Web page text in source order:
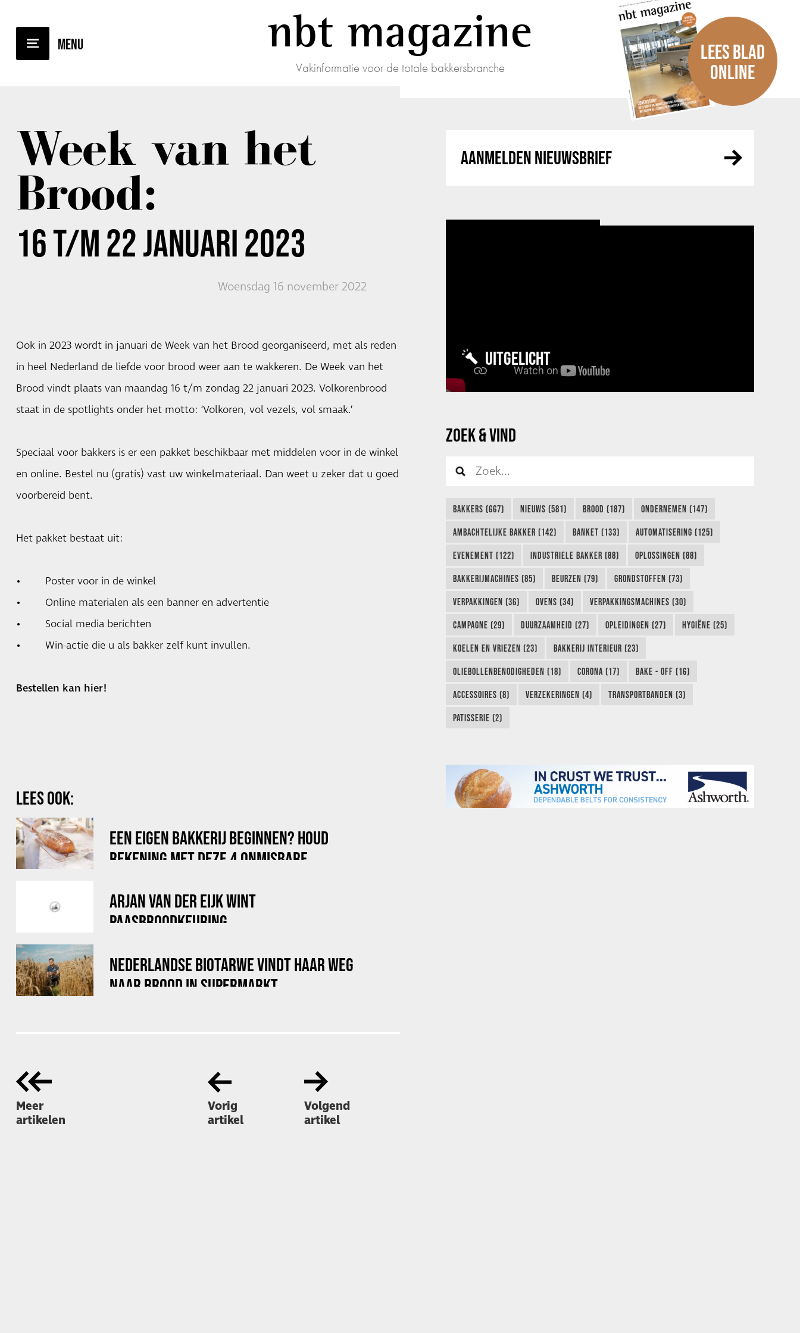
nbt magazine
Vakinformatie voor de totale bakkersbranche
LEES BLAD
ONLINE
Week van het
Brood:
16 T/M 22 JANUARI 2023
Woensdag 16 november 2022
Ook in 2023 wordt in januari de Week van het Brood georganiseerd, met als reden
in heel Nederland de liefde voor brood weer aan te wakkeren. De Week van het
Brood vindt plaats van maandag 16 t/m zondag 22 januari 2023. Volkorenbrood
staat in de spotlights onder het motto: ‘Volkoren, vol vezels, vol smaak.’
Speciaal voor bakkers is er een pakket beschikbaar met middelen voor in de winkel
en online. Bestel nu (gratis) vast uw winkelmateriaal. Dan weet u zeker dat u goed
voorbereid bent.
Het pakket bestaat uit:
• Poster voor in de winkel
• Online materialen als een banner en advertentie
• Social media berichten
• Win-actie die u als bakker zelf kunt invullen.
Bestellen kan hier!
LEES OOK:
EEN EIGEN BAKKERIJ BEGINNEN? HOUD
REKENING MET DEZE 4 ONMISBARE
ARJAN VAN DER EIJK WINT
PAASBROODKEURING
NEDERLANDSE BIOTARWE VINDT HAAR WEG
NAAR BROOD IN SUPERMARKT
Meer
artikelen
Vorig
artikel
Volgend
artikel
AANMELDEN NIEUWSBRIEF
UITGELICHT
ZOEK & VIND
BAKKERS (667) NIEUWS (581) BROOD (187) ONDERNEMEN (147)
AMBACHTELIJKE BAKKER (142) BANKET (133) AUTOMATISERING (125)
EVENEMENT (122) INDUSTRIELE BAKKER (88) OPLOSSINGEN (88)
BAKKERIJMACHINES (85) BEURZEN (79) GRONDSTOFFEN (73)
VERPAKKINGEN (36) OVENS (34) VERPAKKINGSMACHINES (30)
CAMPAGNE (29) DUURZAAMHEID (27) OPLEIDINGEN (27) HYGIËNE (25)
KOELEN EN VRIEZEN (23) BAKKERIJ INTERIEUR (23)
OLIEBOLLENBENODIGHEDEN (18) CORONA (17) BAKE - OFF (16)
ACCESSOIRES (8) VERZEKERINGEN (4) TRANSPORTBANDEN (3)
PATISSERIE (2)